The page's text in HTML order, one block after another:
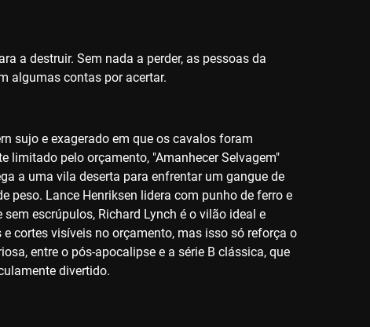
a destruir. Sem nada a perder, as pessoas da
algumas contas por acertar.
sujo e exagerado em que os cavalos foram
limitado pelo orçamento, "Amanhecer Selvagem"
a uma vila deserta para enfrentar um gangue de
peso. Lance Henriksen lidera com punho de ferro e
escrúpulos, Richard Lynch é o vilão ideal e
cortes visíveis no orçamento, mas isso só reforça o
entre o pós-apocalipse e a série B clássica, que
divertido.